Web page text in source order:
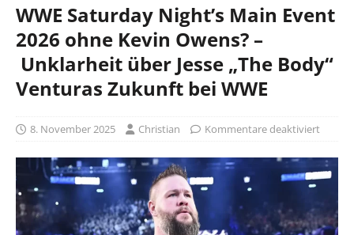
WWE Saturday Night’s Main Event
2026 ohne Kevin Owens? –
Unklarheit über Jesse „The Body“
Venturas Zukunft bei WWE
8. November 2025 Christian Kommentare deaktiviert